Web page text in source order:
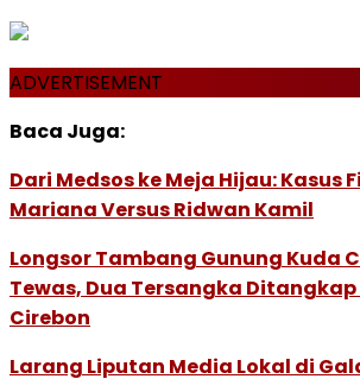
ADVERTISEMENT
Baca Juga:
Dari Medsos ke Meja Hijau: Kasus
Mariana Versus Ridwan Kamil
Longsor Tambang Gunung Kuda
Tewas, Dua Tersangka Ditangkap
Cirebon
Larang Liputan Media Lokal di